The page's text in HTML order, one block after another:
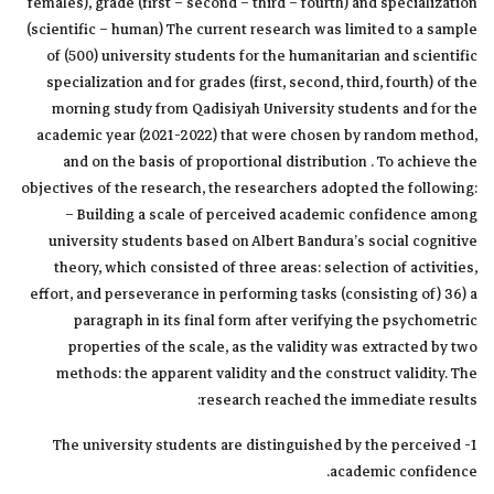
(scientific – human) The current research was limited to a sample
of (500) university students for the humanitarian and scientific
specialization and for grades (first, second, third, fourth) of the
morning study from Qadisiyah University students and for the
academic year (2021-2022) that were chosen by random method,
and on the basis of proportional distribution . To achieve the
objectives of the research, the researchers adopted the following:
– Building a scale of perceived academic confidence among
university students based on Albert Bandura’s social cognitive
theory, which consisted of three areas: selection of activities,
effort, and perseverance in performing tasks (consisting of) 36) a
paragraph in its final form after verifying the psychometric
properties of the scale, as the validity was extracted by two
methods: the apparent validity and the construct validity. The
research reached the immediate results:
1- The university students are distinguished by the perceived
academic confidence.